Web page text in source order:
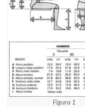
Figura 1